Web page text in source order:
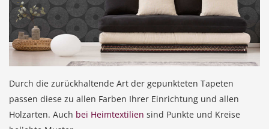
Durch die zurückhaltende Art der gepunkteten Tapeten
passen diese zu allen Farben Ihrer Einrichtung und allen
Holzarten. Auch bei Heimtextilien sind Punkte und Kreise